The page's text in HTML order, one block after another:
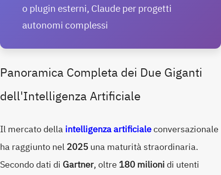
o plugin esterni, Claude per progetti
autonomi complessi
Panoramica Completa dei Due Giganti
dell'Intelligenza Artificiale
Il mercato della intelligenza artificialeconversazionale
ha raggiunto nel2025una maturità straordinaria.
Secondo dati di Gartner, oltre 180 milioni di utenti